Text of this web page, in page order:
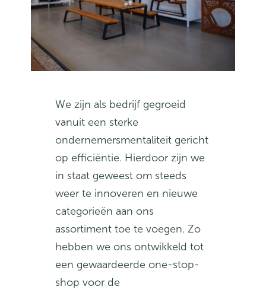
We zijn als bedrijf gegroeid
vanuit een sterke
ondernemersmentaliteit gericht
op efficiëntie. Hierdoor zijn we
in staat geweest om steeds
weer te innoveren en nieuwe
categorieën aan ons
assortiment toe te voegen. Zo
hebben we ons ontwikkeld tot
een gewaardeerde one-stop-
shop voor de